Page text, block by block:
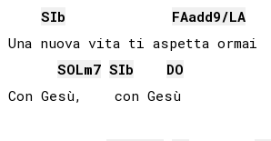
SIb
FAadd9/LA
Una nuova vita ti aspetta ormai
SOLm7 SIb
DO
Con Gesù,    con Gesù